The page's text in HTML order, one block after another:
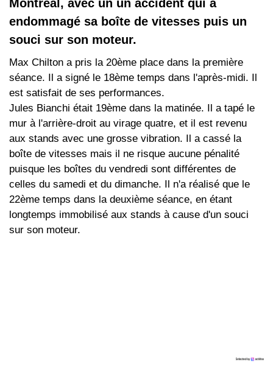
Montréal, avec un un accident qui a
endommagé sa boîte de vitesses puis un
souci sur son moteur.
Max Chilton a pris la 20ème place dans la première
séance. Il a signé le 18ème temps dans l'après-midi. Il
est satisfait de ses performances.
Jules Bianchi était 19ème dans la matinée. Il a tapé le
mur à l'arrière-droit au virage quatre, et il est revenu
aux stands avec une grosse vibration. Il a cassé la
boîte de vitesses mais il ne risque aucune pénalité
puisque les boîtes du vendredi sont différentes de
celles du samedi et du dimanche. Il n'a réalisé que le
22ème temps dans la deuxième séance, en étant
longtemps immobilisé aux stands à cause d'un souci
sur son moteur.